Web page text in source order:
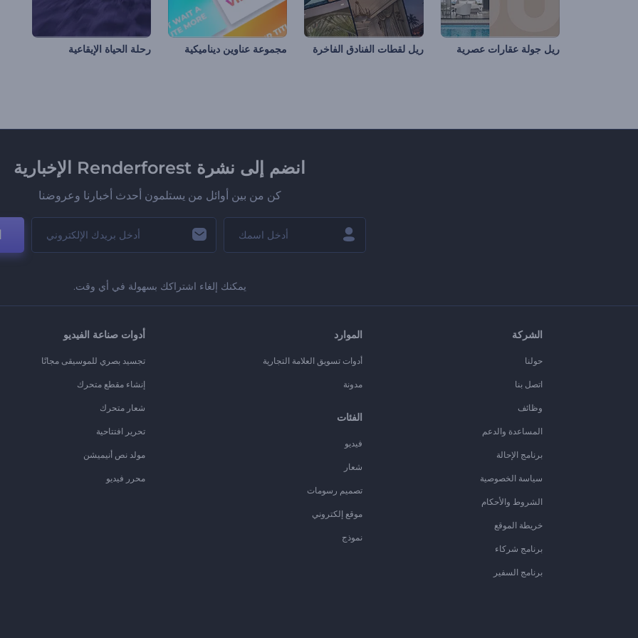
ريل جولة عقارات عصرية ريل لقطات الفنادق الفاخرة مجموعة عناوين ديناميكية رحلة الحياة الإيقاعية
انضم إلى نشرة Renderforest الإخبارية
كن من بين أوائل من يستلمون أحدث أخبارنا وعروضنا
يمكنك إلغاء اشتراكك بسهولة في أي وقت.
الشركة
حولنا
اتصل بنا
وظائف
المساعدة والدعم
برنامج الإحالة
سياسة الخصوصية
الشروط والأحكام
خريطة الموقع
برنامج شركاء
برنامج السفير
الموارد
أدوات تسويق العلامة التجارية
مدونة
الفئات
فيديو
شعار
تصميم رسومات
موقع إلكتروني
نموذج
أدوات صناعة الفيديو
تجسيد بصري للموسيقى مجانًا
إنشاء مقطع متحرك
شعار متحرك
تحرير افتتاحية
مولد نص أنيميشن
محرر فيديو